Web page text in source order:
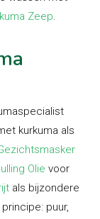
Zeep.
kurkuma als
Olie voor
als bijzondere
puur,